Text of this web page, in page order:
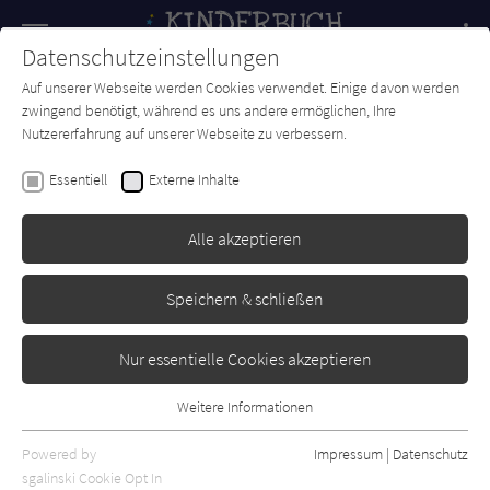
SUCHE Forum Charts Newsletter
Antje Vogel , Claus Steinrötter
Auf der Suche nach der
verlorenen Socke
Coppenrath
Datenschutzeinstellungen
Auf unserer Webseite werden Cookies verwendet. Einige davon werden
zwingend benötigt, während es uns andere ermöglichen, Ihre
Nutzererfahrung auf unserer Webseite zu verbessern.
Essentiell Externe Inhalte
Alle akzeptieren
Speichern & schließen
Nur essentielle Cookies akzeptieren
Essentielle Cookies werden für grundlegende Funktionen der
Webseite benötigt. Dadurch ist gewährleistet, dass die Webseite
Weitere Informationen
Powered by
sgalinski Cookie Opt In
Impressum | Datenschutz